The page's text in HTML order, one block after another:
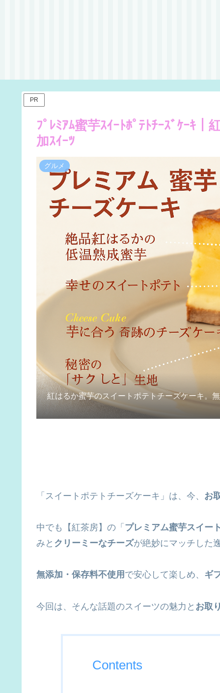
PR
ﾌﾟﾚﾐｱﾑ蜜芋ｽｲｰﾄﾎﾟﾃﾄﾁｰｽﾞｹｰｷ
加ｽｲｰﾂ
グルメ
紅はるか蜜芋のスイートポテトチーズケーキ。
「スイートポテトチーズケーキ」は、今、 お
中でも【紅茶房】の「 プレミアム蜜芋スイー
みと クリーミーなチーズが絶妙にマッチした
無添加・保存料不使用 で安心して楽しめ、 ギ
今回は、そんな話題のスイーツの魅力と お取
Contents